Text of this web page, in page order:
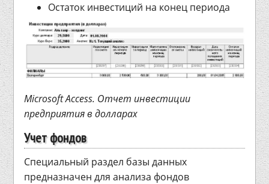
Остаток инвестиций на конец периода
Microsoft Access. Отчет инвестиции
предприятия в долларах
Учет фондов
Специальный раздел базы данных
предназначен для анализа фондов